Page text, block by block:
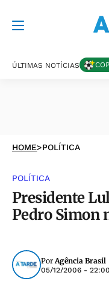
ÚLTIMAS NOTÍCIAS
HOME>POLÍTICA
POLÍTICA
Presidente
Pedro Simon
PorAgência Brasil
05/12/2006 -